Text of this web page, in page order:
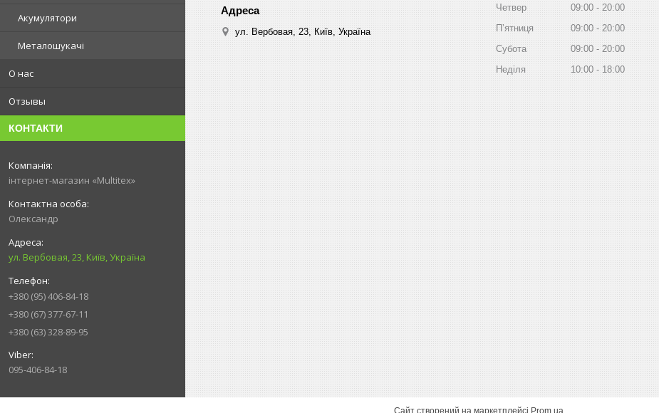
Акумулятори
Металошукачі
О нас
Отзывы
КОНТАКТИ
інтернет-магазин «Multitex»
Олександр
ул. Вербовая, 23, Київ, Україна
+380 (95) 406-84-18
+380 (67) 377-67-11
+380 (63) 328-89-95
095-406-84-18
ул. Вербовая, 23, Київ, Україна
Четвер
09:00
20:00
Пʼятниця
09:00
20:00
Субота
09:00
20:00
Неділя
10:00 18:00
Сайт створений на маркетплейсі Prom.ua